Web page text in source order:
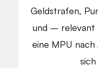
Geldstrafen,
und – relevant
eine MPU